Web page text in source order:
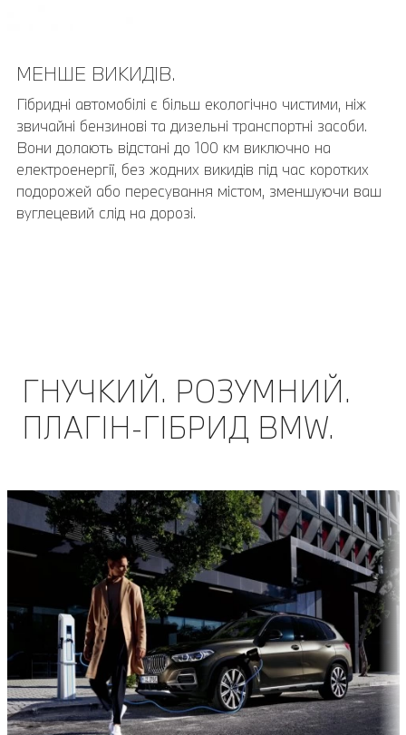
МЕНШЕ ВИКИДІВ.
Гібридні автомобілі є більш екологічно чистими, ніж
звичайні бензинові та дизельні транспортні засоби.
Вони долають відстані до 100 км виключно на
електроенергії, без жодних викидів під час коротких
подорожей або пересування містом, зменшуючи ваш
вуглецевий слід на дорозі.
ГНУЧКИЙ. РОЗУМНИЙ.
ПЛАГІН-ГІБРИД BMW.